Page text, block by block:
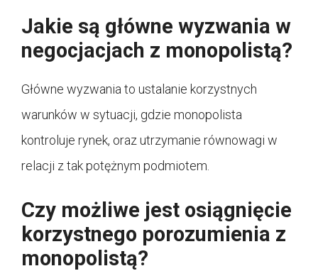
Jakie są główne wyzwania w
negocjacjach z monopolistą?
Główne wyzwania to ustalanie korzystnych
warunków w sytuacji, gdzie monopolista
kontroluje rynek, oraz utrzymanie równowagi w
relacji z tak potężnym podmiotem.
Czy możliwe jest osiągnięcie
korzystnego porozumienia z
monopolistą?